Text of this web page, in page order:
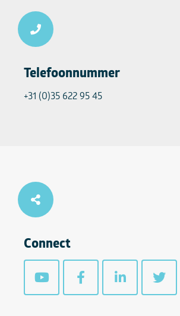
Telefoonnummer
+31 (0)35 622 95 45
Connect